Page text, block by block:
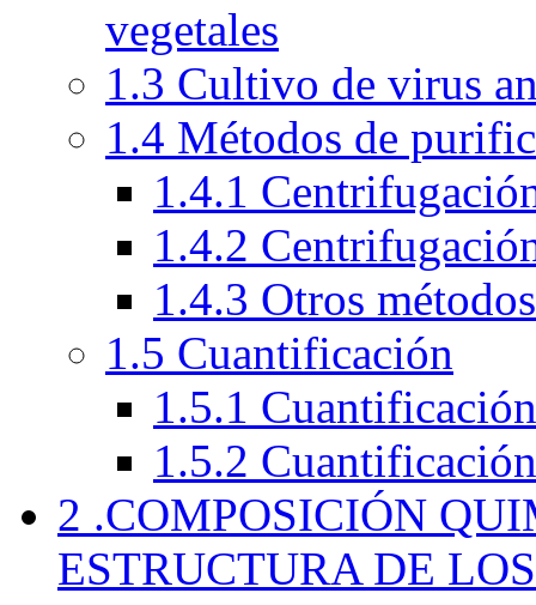
vegetales
1.3 Cultivo de virus
1.4 Métodos de
1.4.1
1.4.2
1.4.3 Otros métodos
1.5 Cuantificación
1.5.1
1.5.2
2 .COMPOSICIÓN
ESTRUCTURA DE